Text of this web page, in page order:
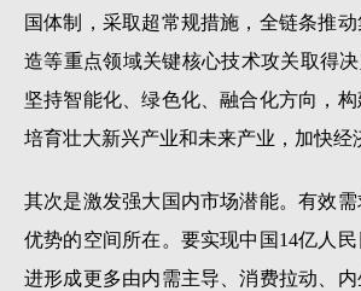
国体制，采取超常规措施，全链条推
造等重点领域关键核心技术攻关取得
坚持智能化、绿色化、融合化方向，
培育壮大新兴产业和未来产业，加快
其次是激发强大国内市场潜能。有效
优势的空间所在。要实现中国14亿人
进形成更多由内需主导、消费拉动、